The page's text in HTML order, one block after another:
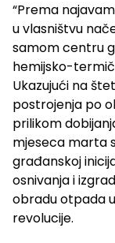
“Prema
u vlasništvu
samom centru
hemijsko-
Ukazujući na
postrojenja po
prilikom
mjeseca marta
građanskoj
osnivanja i
obradu otpada
revolucije.